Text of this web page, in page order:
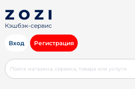
Кэшбэк-сервис
Вход Регистрация